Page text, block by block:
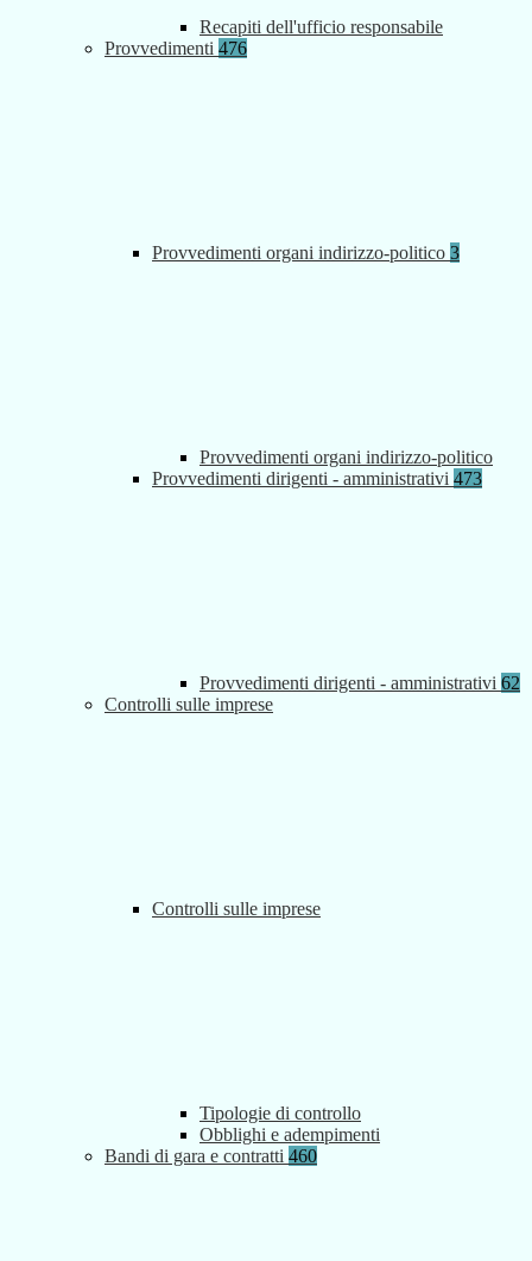
Recapiti dell'ufficio responsabile
Provvedimenti 476
Provvedimenti organi indirizzo-politico 3
Provvedimenti organi indirizzo-politico
Provvedimenti dirigenti - amministrativi 473
Provvedimenti dirigenti - amministrativi 62
Controlli sulle imprese
Controlli sulle imprese
Tipologie di controllo
Obblighi e adempimenti
Bandi di gara e contratti 460